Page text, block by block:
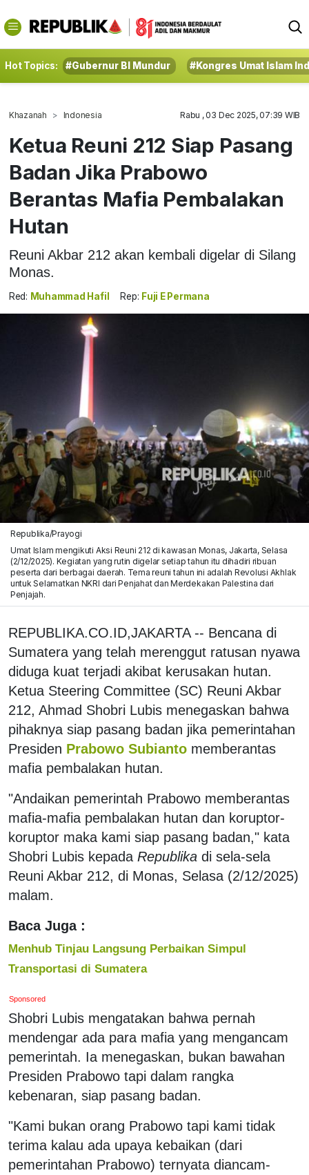
Hot Topics: #Gubernur BI Mundur #Kongres Umat Islam
Khazanah Indonesia Rabu , 03 Dec 2025, 07:39 WIB
Ketua Reuni 212 Siap Pasang
Badan Jika Prabowo
Berantas Mafia Pembalakan
Hutan
Reuni Akbar 212 akan kembali digelar di Silang
Monas.
Red: Muhammad Hafil Rep: Fuji E Permana
Republika/Prayogi
Umat Islam mengikuti Aksi Reuni 212 di kawasan Monas, Jakarta, Selasa
(2/12/2025). Kegiatan yang rutin digelar setiap tahun itu dihadiri ribuan
peserta dari berbagai daerah. Tema reuni tahun ini adalah Revolusi Akhlak
untuk Selamatkan NKRI dari Penjahat dan Merdekakan Palestina dari
Penjajah.
REPUBLIKA.CO.ID,JAKARTA -- Bencana di
Sumatera yang telah merenggut ratusan nyawa
diduga kuat terjadi akibat kerusakan hutan.
Ketua Steering Committee (SC) Reuni Akbar
212, Ahmad Shobri Lubis menegaskan bahwa
pihaknya siap pasang badan jika pemerintahan
Presiden Prabowo Subianto memberantas
mafia pembalakan hutan.
"Andaikan pemerintah Prabowo memberantas
mafia-mafia pembalakan hutan dan koruptor-
koruptor maka kami siap pasang badan," kata
Shobri Lubis kepada Republika di sela-sela
Reuni Akbar 212, di Monas, Selasa (2/12/2025)
malam.
Baca Juga :
Menhub Tinjau Langsung Perbaikan Simpul
Transportasi di Sumatera
Sponsored
Shobri Lubis mengatakan bahwa pernah
mendengar ada para mafia yang mengancam
pemerintah. Ia menegaskan, bukan bawahan
Presiden Prabowo tapi dalam rangka
kebenaran, siap pasang badan.
"Kami bukan orang Prabowo tapi kami tidak
terima kalau ada upaya kebaikan (dari
pemerintahan Prabowo) ternyata diancam-